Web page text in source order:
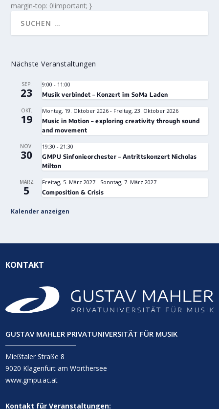
margin-top: 0!important; }
Nächste Veranstaltungen
SEP.
23
9:00 - 11:00
Musik verbindet – Konzert im SoMa Laden
OKT.
19
Montag, 19. Oktober 2026 - Freitag, 23. Oktober 2026
Music in Motion – exploring creativity through sound
and movement
NOV.
30
19:30 -21:30
GMPU Sinfonieorchester – Antrittskonzert Nicholas
Milton
MÄRZ
5
Freitag, 5. März 2027 - Sonntag, 7. März 2027
Composition & Crisis
Kalender anzeigen
KONTAKT
GUSTAV MAHLER PRIVATUNIVERSITÄT FÜR MUSIK
Mießtaler Straße 8
9020 Klagenfurt am Wörthersee
www.gmpu.ac.at
Kontakt für Veranstaltungen: